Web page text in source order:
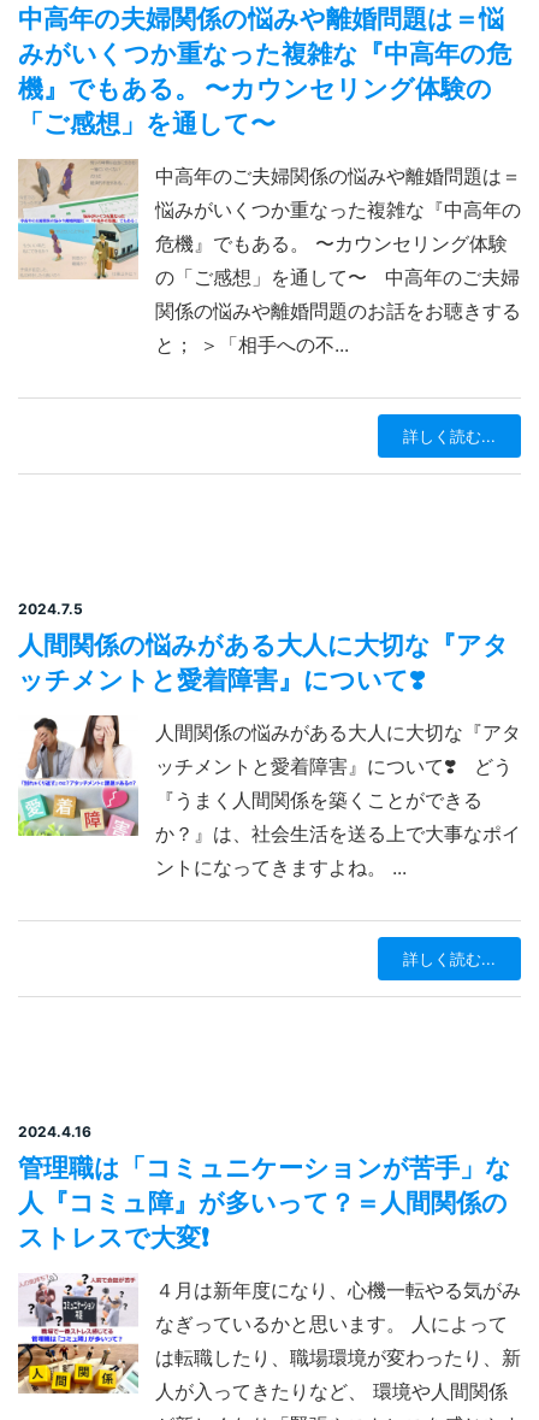
中高年の夫婦関係の悩みや離婚問題は＝悩
みがいくつか重なった複雑な『中高年の危
機』でもある。 〜カウンセリング体験の
「ご感想」を通して〜
中高年のご夫婦関係の悩みや離婚問題は＝
悩みがいくつか重なった複雑な『中高年の
危機』でもある。 〜カウンセリング体験
の「ご感想」を通して〜 中高年のご夫婦
関係の悩みや離婚問題のお話をお聴きする
と； ＞「相手への不...
詳しく読む...
2024.7.5
人間関係の悩みがある大人に大切な『アタ
ッチメントと愛着障害』について❣️
人間関係の悩みがある大人に大切な『アタ
ッチメントと愛着障害』について❣️ どう
『うまく人間関係を築くことができる
か？』は、社会生活を送る上で大事なポイ
ントになってきますよね。 ...
詳しく読む...
2024.4.16
管理職は「コミュニケーションが苦手」な
人『コミュ障』が多いって？＝人間関係の
ストレスで大変❗️
４月は新年度になり、心機一転やる気がみ
なぎっているかと思います。 人によって
は転職したり、職場環境が変わったり、新
人が入ってきたりなど、 環境や人間関係